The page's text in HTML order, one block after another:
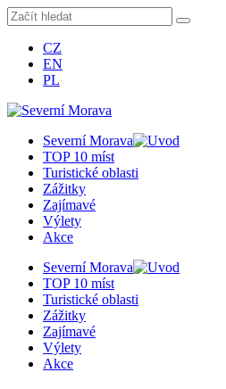
CZ
EN
PL
Severní Morava
TOP 10 míst
Turistické oblasti
Zážitky
Zajímavé
Výlety
Akce
Severní Morava
TOP 10 míst
Turistické oblasti
Zážitky
Zajímavé
Výlety
Akce